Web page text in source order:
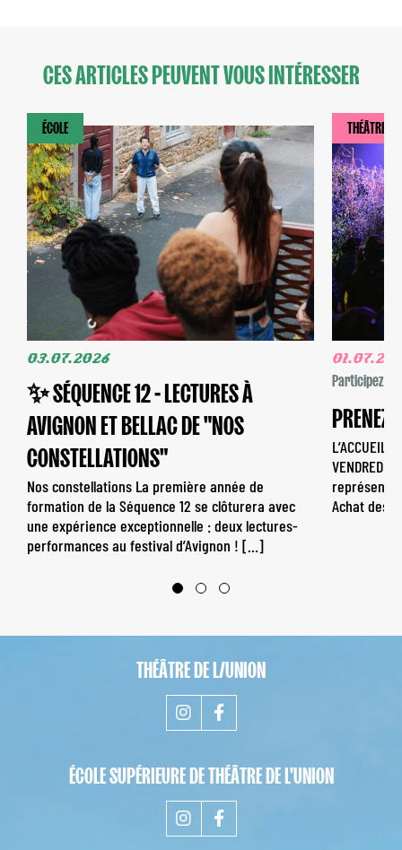
CES ARTICLES PEUVENT VOUS INTÉRESSER
ÉCOLE
03.07.2026
✨ SÉQUENCE 12 - LECTURES À
AVIGNON ET BELLAC DE "NOS
CONSTELLATIONS"
Nos constellations La première année de
formation de la Séquence 12 se clôturera avec
une expérience exceptionnelle : deux lectures-
performances au festival d’Avignon ! […]
THÉÂTRE
Participez
PRENEZ
L’ACCUEIL-
VENDREDI
Achat des
THÉÂTRE DE L/UNION
ÉCOLE SUPÉRIEURE DE THÉÂTRE DE L'UNION